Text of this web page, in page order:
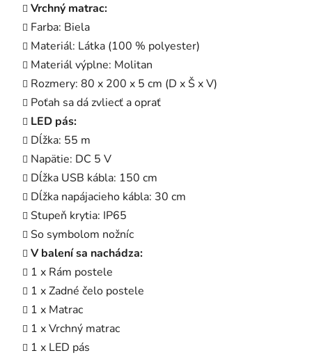
Vrchný matrac:
Farba: Biela
Materiál: Látka (100 % polyester)
Materiál výplne: Molitan
Rozmery: 80 x 200 x 5 cm (D x Š x V)
Poťah sa dá zvliecť a oprať
LED pás:
Dĺžka: 55 m
Napätie: DC 5 V
Dĺžka USB kábla: 150 cm
Dĺžka napájacieho kábla: 30 cm
Stupeň krytia: IP65
So symbolom nožníc
V balení sa nachádza:
1 x Rám postele
1 x Zadné čelo postele
1 x Matrac
1 x Vrchný matrac
1 x LED pás